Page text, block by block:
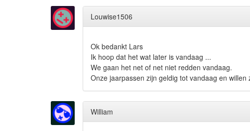
Louwise1506
Ok bedankt Lars
Ik hoop dat het wat later is vandaag ...
We gaan het net of net niet redden vandaag.
Onze jaarpassen zijn geldig tot vandaag en
William